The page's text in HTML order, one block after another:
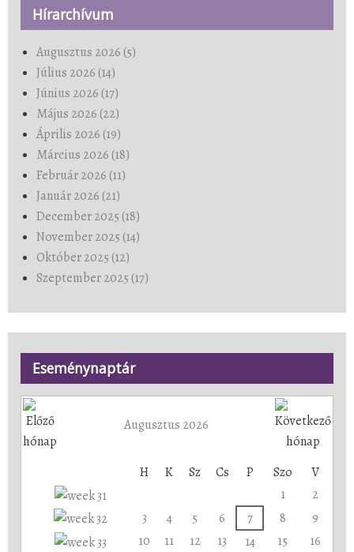
Hírarchívum
Augusztus 2026 (5)
Július 2026 (14)
Június 2026 (17)
Május 2026 (22)
Április 2026 (19)
Március 2026 (18)
Február 2026 (11)
Január 2026 (21)
December 2025 (18)
November 2025 (14)
Október 2025 (12)
Szeptember 2025 (17)
Eseménynaptár
Augusztus 2026
H K Sz Cs P Szo
V
1
2
3
4 5 6 7 8
9
10
11 12 13 14 15
16